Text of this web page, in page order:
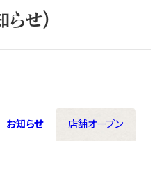
せ）
お知らせ 店舗オープン